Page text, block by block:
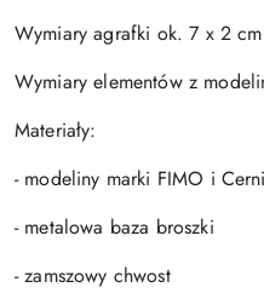
Wymiary agrafki ok. 7 x 2 cm
Wymiary elementów z
Materiały:
- modeliny marki FIMO i
- metalowa baza broszki
- zamszowy chwost